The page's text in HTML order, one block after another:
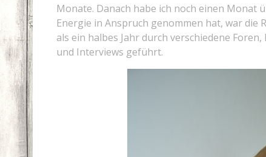
Monate. Danach habe ich noch einen Monat
Energie in Anspruch genommen hat, war die
als ein halbes Jahr durch verschiedene
und Interviews geführt.